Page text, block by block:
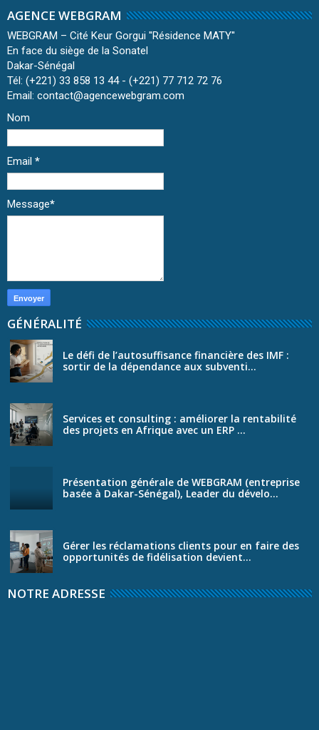
AGENCE WEBGRAM
WEBGRAM – Cité Keur Gorgui ''Résidence MATY''
En face du siège de la Sonatel
Dakar-Sénégal
Tél: (+221) 33 858 13 44 - (+221) 77 712 72 76
Email: contact@agencewebgram.com
Nom
Email *
Message*
GÉNÉRALITÉ
Le défi de l’autosuffisance financière des IMF :
sortir de la dépendance aux subventi...
Services et consulting : améliorer la rentabilité
des projets en Afrique avec un ERP ...
Présentation générale de WEBGRAM (entreprise
basée à Dakar-Sénégal), Leader du dévelo...
Gérer les réclamations clients pour en faire des
opportunités de fidélisation devient...
NOTRE ADRESSE